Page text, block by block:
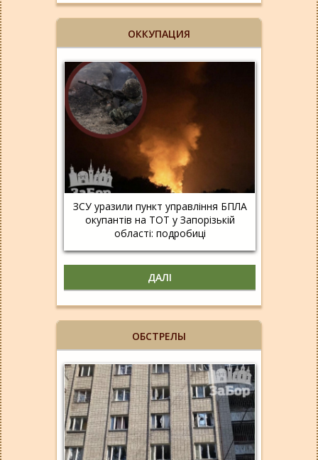
ОККУПАЦИЯ
ЗСУ уразили пункт управління БПЛА
окупантів на ТОТ у Запорізькій
області: подробиці
ДАЛІ
ОБСТРЕЛЫ